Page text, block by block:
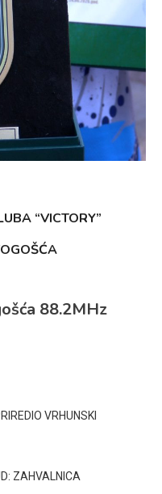
“VICTORY”
88.2MHz
VRHUNSKI
ZAHVALNICA